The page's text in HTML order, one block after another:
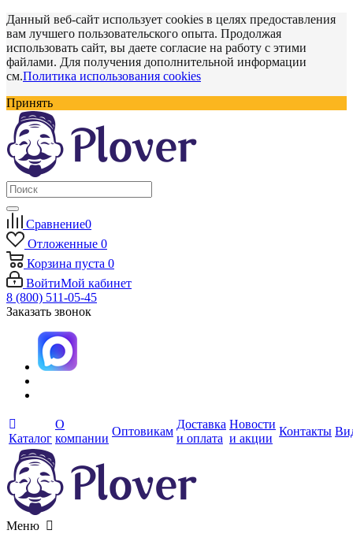
Данный веб-сайт использует cookies в целях предоставления
вам лучшего пользовательского опыта. Продолжая
использовать сайт, вы даете согласие на работу с этими
файлами. Для получения дополнительной информации
см.Политика использования cookies
Принять
Сравнение0
Отложенные 0
Корзина пуста 0
ВойтиМой кабинет
8 (800) 511-05-45
Заказать звонок
Каталог
О
компании
Оптовикам
Доставка
и оплата
Новости
и акции
Контакты
Меню